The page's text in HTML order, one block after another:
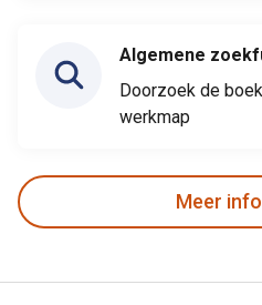
Algemene
Doorzoek de
werkmap
Meer